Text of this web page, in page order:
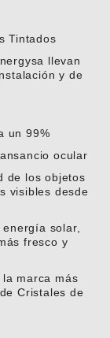
Tintados
llevan
y de
un 99%
ocular
de los objetos
visibles desde
solar,
fresco y
marca más
Cristales de